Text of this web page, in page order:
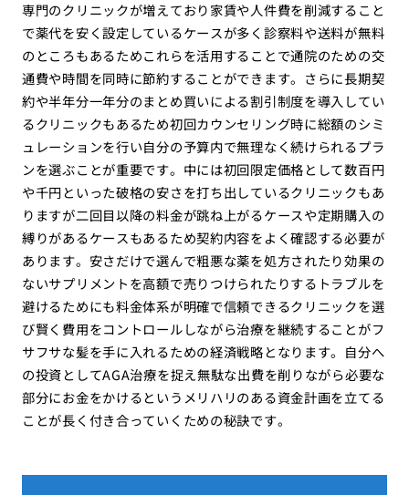
専門のクリニックが増えており家賃や人件費を削減すること
で薬代を安く設定しているケースが多く診察料や送料が無料
のところもあるためこれらを活用することで通院のための交
通費や時間を同時に節約することができます。さらに長期契
約や半年分一年分のまとめ買いによる割引制度を導入してい
るクリニックもあるため初回カウンセリング時に総額のシミ
ュレーションを行い自分の予算内で無理なく続けられるプラ
ンを選ぶことが重要です。中には初回限定価格として数百円
や千円といった破格の安さを打ち出しているクリニックもあ
りますが二回目以降の料金が跳ね上がるケースや定期購入の
縛りがあるケースもあるため契約内容をよく確認する必要が
あります。安さだけで選んで粗悪な薬を処方されたり効果の
ないサプリメントを高額で売りつけられたりするトラブルを
避けるためにも料金体系が明確で信頼できるクリニックを選
び賢く費用をコントロールしながら治療を継続することがフ
サフサな髪を手に入れるための経済戦略となります。自分へ
の投資としてAGA治療を捉え無駄な出費を削りながら必要な
部分にお金をかけるというメリハリのある資金計画を立てる
ことが長く付き合っていくための秘訣です。